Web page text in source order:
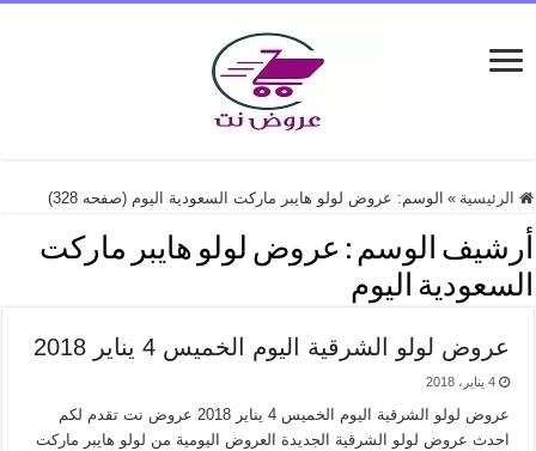
الرئيسية » الوسم: عروض لولو هايبر ماركت السعودية اليوم (صفحه 328)
أرشيف الوسم : عروض لولو هايبر ماركت
السعودية اليوم
عروض لولو الشرقية اليوم الخميس 4 يناير 2018
4 يناير، 2018
عروض لولو الشرقية اليوم الخميس 4 يناير 2018 عروض نت تقدم لكم
احدث عروض لولو الشرقية الجديدة العروض اليومية من لولو هايبر ماركت